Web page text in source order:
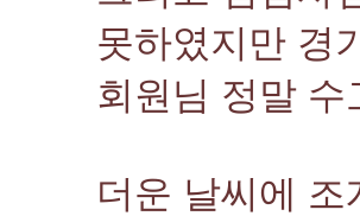
못하였지만 경
회원님 정말
더운 날씨에